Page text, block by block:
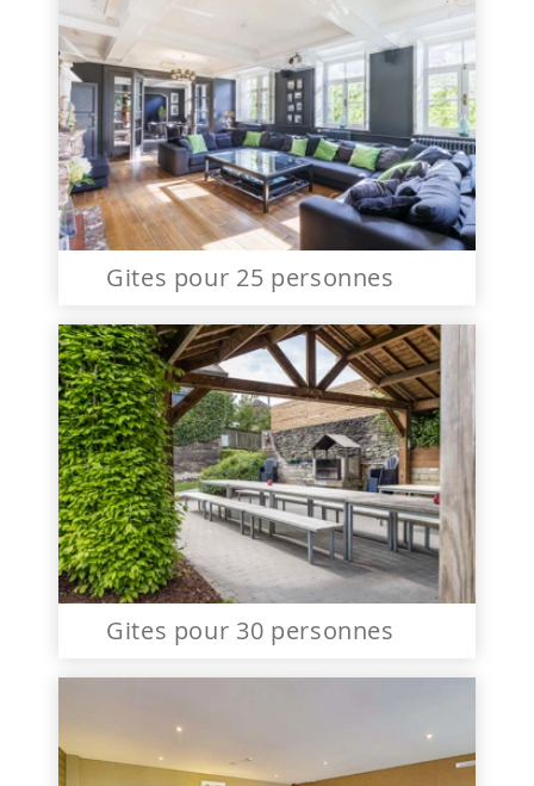
Gites pour 25 personnes
Gites pour 30 personnes